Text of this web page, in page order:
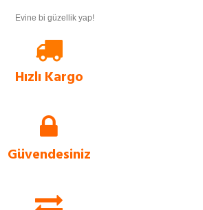
Hızlı Kargo
Güvendesiniz